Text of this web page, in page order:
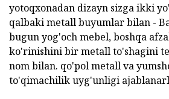
yotoqxonadan dizayn sizga ikki
qalbaki metall buyumlar bilan -
bugun yog'och mebel, boshqa
ko'rinishini bir metall to'shagini
nom bilan. qo'pol metall va
to'qimachilik uyg'unligi